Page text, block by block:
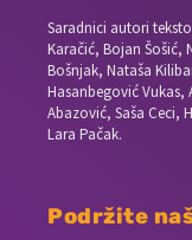
Saradnici autori
Karačić, Bojan Šošić,
Bošnjak, Nataša
Hasanbegović
Abazović, Saša Ceci,
Lara Pačak.
Podržite